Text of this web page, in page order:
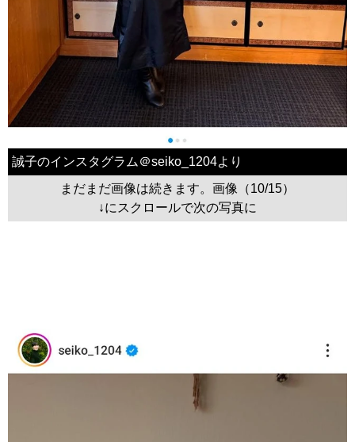
誠子のインスタグラム＠seiko_1204より
まだまだ画像は続きます。画像（10/15）
↓にスクロールで次の写真に